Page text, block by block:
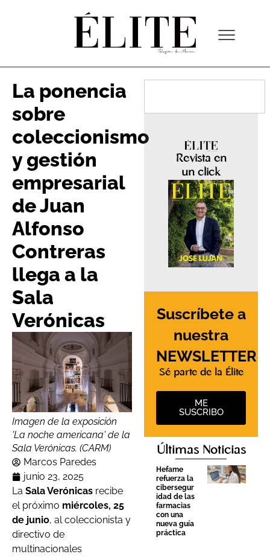
La ponencia
sobre
coleccionismo
y gestión
empresarial
de Juan
Alfonso
Contreras
llega a la
Sala
Verónicas
Imagen de la exposición
'La noche americana' de la
Sala Verónicas. (CARM)
Marcos Paredes
junio 23, 2025
La Sala Verónicas recibe
el próximo miércoles, 25
de junio, al coleccionista y
directivo de
multinacionales
Revista en
un click
Suscríbete a
nuestra
NEWSLETTER
Sé parte de la Élite
ME
SUSCRIBO
Últimas Noticias
Hefame
refuerza la
cibersegur
idad de las
farmacias
con una
nueva guía
práctica